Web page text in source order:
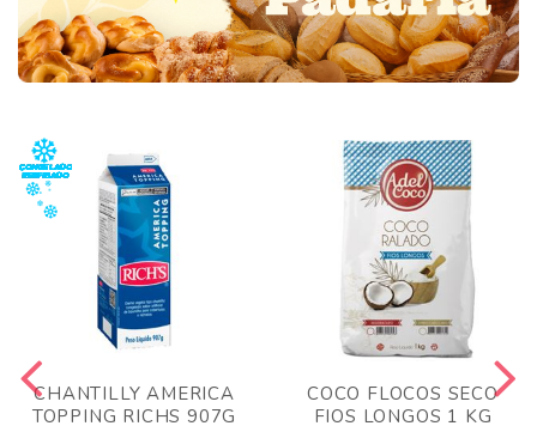
CHANTILLY AMERICA
TOPPING RICHS 907G
COCO FLOCOS SECO
FIOS LONGOS 1 KG